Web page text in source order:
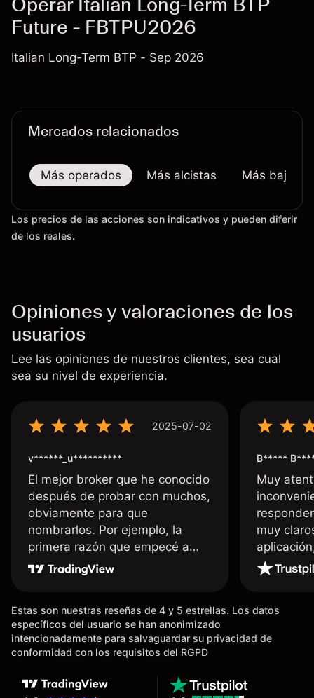
Future - FBTPU2026
Italian Long-Term BTP - Sep 2026
Mercados relacionados
Más operados Más alcistas Más bajistas
Los precios de las acciones son indicativos y pueden diferir
de los reales.
Opiniones y valoraciones de los
usuarios
Lee las opiniones de nuestros clientes, sea cual
sea su nivel de experiencia.
2025-07-02
v******_u**********
El mejor broker que he conocido
después de probar con muchos,
obviamente para que
nombrarlos. Por ejemplo, la
primera razón que empecé a
usar Capital fue la llegada de mi
existentes en el mercado que
tardan días o tienen mucha
burocracia; y la segunda razón,
hecho de operar en un mercado
B*****
Muy
muy
Estas son nuestras reseñas de 4 y 5 estrellas. Los datos
específicos del usuario se han anonimizado
intencionadamente para salvaguardar su privacidad de
conformidad con los requisitos del RGPD